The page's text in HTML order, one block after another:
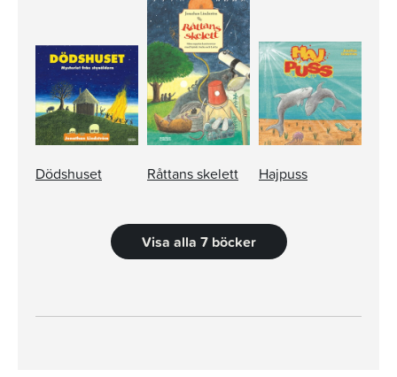
Dödshuset Råttans skelett Hajpuss
Visa alla 7 böcker